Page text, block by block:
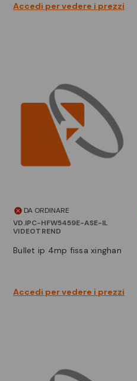
Accedi per vedere i prezzi
DA ORDINARE
VD.IPC-HFW5459E-ASE-IL
VIDEOTREND
bullet ip 4mp fissa xinghan
Accedi per vedere i prezzi